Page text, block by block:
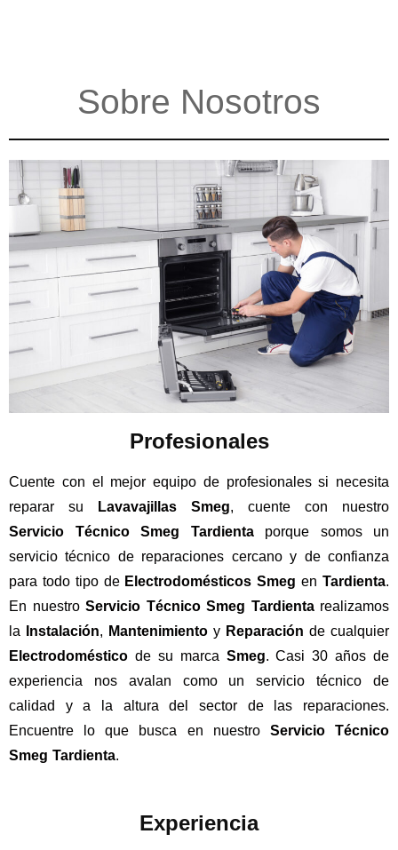
Sobre Nosotros
Profesionales
Cuente con el mejor equipo de profesionales si necesita
reparar su Lavavajillas Smeg, cuente con nuestro
Servicio Técnico Smeg Tardientaporque somos un
servicio técnico de reparaciones cercano y de confianza
para todo tipo de Electrodomésticos Smeg enTardienta.
En nuestro Servicio Técnico Smeg Tardientarealizamos
la
Instalación, Mantenimiento y Reparación de cualquier
Electrodoméstico de su marca Smeg. Casi 30 años de
experiencia nos avalan como un servicio técnico de
calidad y a la altura del sector de las reparaciones.
Encuentre lo que busca en nuestro Servicio Técnico
Smeg Tardienta.
Experiencia